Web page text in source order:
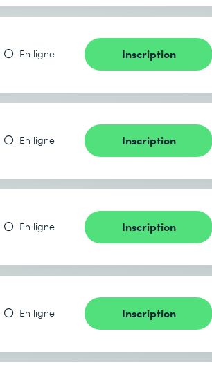
En ligne Inscription
En ligne Inscription
En ligne Inscription
En ligne Inscription